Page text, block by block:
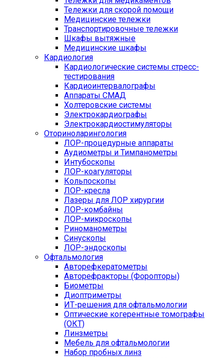
Тележки для скорой помощи
Медицинские тележки
Транспортировочные тележки
Шкафы вытяжные
Медицинские шкафы
Кардиология
Кардиологические системы стресс-
тестирования
Кардиоинтервалографы
Аппараты СМАД
Холтеровские системы
Электрокардиографы
Электрокардиостимуляторы
Оториноларингология
ЛОР-процедурные аппараты
Аудиометры и Тимпанометры
Интубоскопы
ЛОР-коагуляторы
Кольпоскопы
ЛОР-кресла
Лазеры для ЛОР хирургии
ЛОР-комбайны
ЛОР-микроскопы
Риноманометры
Синускопы
ЛОР-эндоскопы
Офтальмология
Авторефкератометры
Авторефракторы (Форопторы)
Биометры
Диоптриметры
ИТ-решения для офтальмологии
Оптические когерентные томографы
(ОКТ)
Линзметры
Мебель для офтальмологии
Набор пробных линз